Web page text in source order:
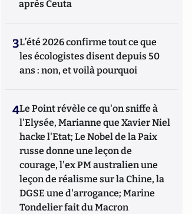
après Ceuta
3L’été 2026 confirme tout ce que
les écologistes disent depuis 50
ans : non, et voilà pourquoi
4Le Point révèle ce qu'on sniffe à
l'Elysée, Marianne que Xavier Niel
hacke l'Etat; Le Nobel de la Paix
russe donne une leçon de
courage, l'ex PM australien une
leçon de réalisme sur la Chine, la
DGSE une d'arrogance; Marine
Tondelier fait du Macron